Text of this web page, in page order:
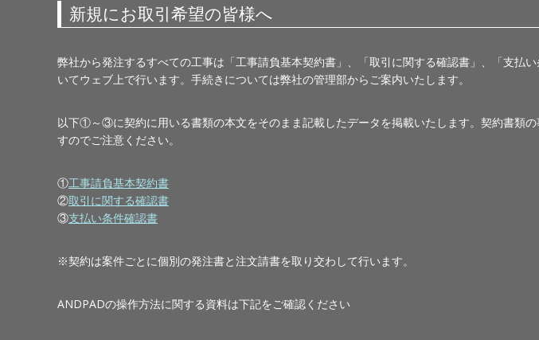
新規にお取引希望の皆様へ
弊社から発注するすべての工事は「工事請負基本契約書」、「取引に関する確認書」、「支払
いてウェブ上で行います。手続きについては弊社の管理部からご案内いたします。
以下①～③に契約に用いる書類の本文をそのまま記載したデータを掲載いたします。契約書類
すのでご注意ください。
①工事請負基本契約書
②取引に関する確認書
③支払い条件確認書
※契約は案件ごとに個別の発注書と注文請書を取り交わして行います。
ANDPADの操作方法に関する資料は下記をご確認ください